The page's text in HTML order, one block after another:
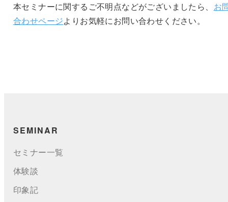
本セミナーに関するご不明点などがございましたら、 お
合わせページよりお気軽にお問い合わせください。
SEMINAR
セミナー一覧
体験談
印象記